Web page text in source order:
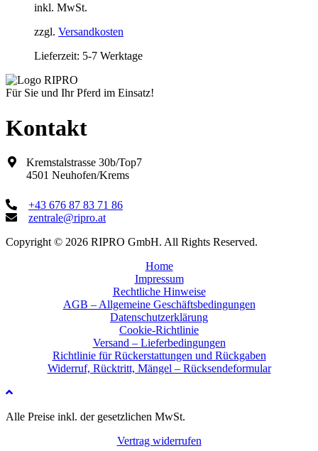
werden
weist
Varianten
Die
auf
Produktseite
gewählt
inkl. MwSt.
zzgl. Versandkosten
Lieferzeit: 5-7 Werktage
Für Sie und Ihr Pferd im Einsatz!
Kontakt
Kremstalstrasse 30b/Top7
4501 Neuhofen/Krems
+43 676 87 83 71 86
zentrale@ripro.at
Copyright © 2026 RIPRO GmbH. All Rights Reserved.
Home
Impressum
Rechtliche Hinweise
AGB – Allgemeine Geschäftsbedingungen
Datenschutzerklärung
Cookie-Richtlinie
Versand – Lieferbedingungen
Richtlinie für Rückerstattungen und Rückgaben
Widerruf, Rücktritt, Mängel – Rücksendeformular
Alle Preise inkl. der gesetzlichen MwSt.
Vertrag widerrufen